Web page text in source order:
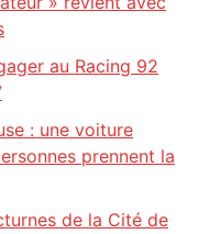
au Racing 92
: une voiture
prennent la
de la Cité de